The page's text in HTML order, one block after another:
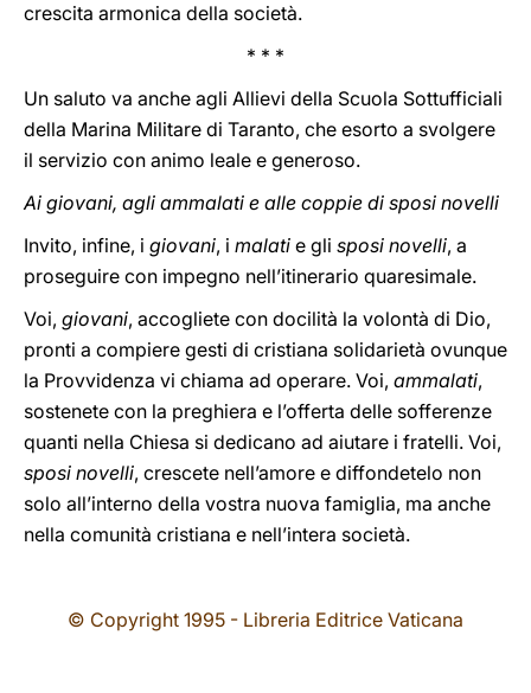
crescita armonica della società.
* * *
Un saluto va anche agli Allievi della Scuola Sottufficiali
della Marina Militare di Taranto, che esorto a svolgere
il servizio con animo leale e generoso.
Ai giovani, agli ammalati e alle coppie di sposi novelli
Invito, infine, i giovani, i malati e gli sposi novelli, a
proseguire con impegno nell’itinerario quaresimale.
Voi, giovani, accogliete con docilità la volontà di Dio,
pronti a compiere gesti di cristiana solidarietà ovunque
la Provvidenza vi chiama ad operare. Voi, ammalati,
sostenete con la preghiera e l’offerta delle sofferenze
quanti nella Chiesa si dedicano ad aiutare i fratelli. Voi,
sposi novelli, crescete nell’amore e diffondetelo non
solo all’interno della vostra nuova famiglia, ma anche
nella comunità cristiana e nell’intera società.
© Copyright 1995 - Libreria Editrice Vaticana